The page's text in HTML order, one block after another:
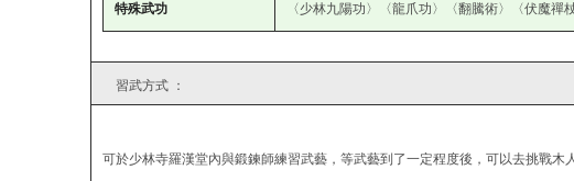
特殊武功 〈少林九陽功〉〈龍爪功〉〈翻騰術〉〈伏魔禪
習武方式 ：
可於少林寺羅漢堂內與鍛鍊師練習武藝，等武藝到了一定程度後，可以去挑戰木